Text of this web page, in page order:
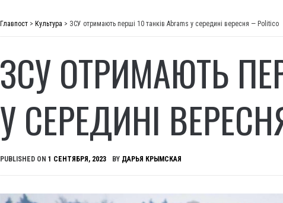
Главпост > Культура > ЗСУ отримають перші 10 танків Abrams у середині вересня — Politico
ЗСУ ОТРИМАЮТЬ
У СЕРЕДИНІ
PUBLISHED ON 1 СЕНТЯБРЯ, 2023 BY ДАРЬЯ КРЫМСКАЯ